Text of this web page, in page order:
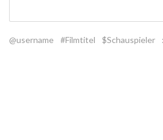
@username #Filmtitel $Schauspieler